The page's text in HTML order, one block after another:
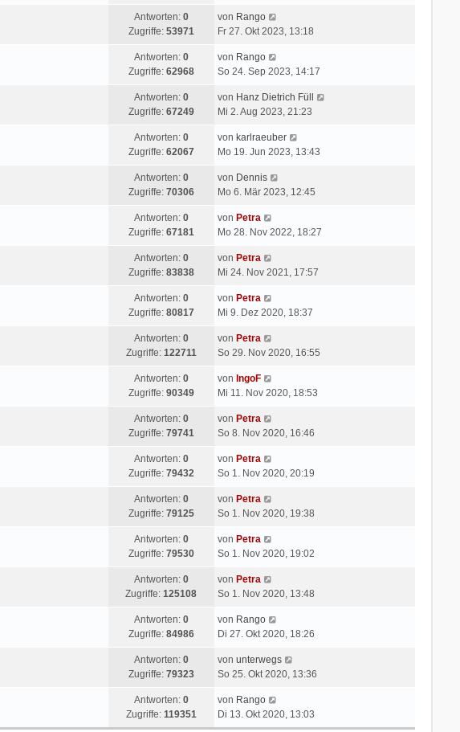
Antworten: 0
Zugriffe: 53971
von Rango
Fr 27. Okt 2023, 13:18
Antworten: 0
Zugriffe: 62968
von Rango
So 24. Sep 2023, 14:17
Antworten: 0
Zugriffe: 67249
von Hanz Dietrich Füll
Mi 2. Aug 2023, 21:23
Antworten: 0
Zugriffe: 62067
von karlraeuber
Mo 19. Jun 2023, 13:43
Antworten: 0
Zugriffe: 70306
von Dennis
Mo 6. Mär 2023, 12:45
Antworten: 0
Zugriffe: 67181
von Petra
Mo 28. Nov 2022, 18:27
Antworten: 0
Zugriffe: 83838
von Petra
Mi 24. Nov 2021, 17:57
Antworten: 0
Zugriffe: 80817
von Petra
Mi 9. Dez 2020, 18:37
Antworten: 0
Zugriffe: 122711
von Petra
So 29. Nov 2020, 16:55
Antworten: 0
Zugriffe: 90349
von IngoF
Mi 11. Nov 2020, 18:53
Antworten: 0
Zugriffe: 79741
von Petra
So 8. Nov 2020, 16:46
Antworten: 0
Zugriffe: 79432
von Petra
So 1. Nov 2020, 20:19
Antworten: 0
Zugriffe: 79125
von Petra
So 1. Nov 2020, 19:38
Antworten: 0
Zugriffe: 79530
von Petra
So 1. Nov 2020, 19:02
Antworten: 0
Zugriffe:125108
von Petra
So 1. Nov 2020, 13:48
Antworten: 0
Zugriffe: 84986
von Rango
Di 27. Okt 2020, 18:26
Antworten: 0
Zugriffe: 79323
von unterwegs
So 25. Okt 2020, 13:36
Antworten: 0
Zugriffe: 119351
von Rango
Di 13. Okt 2020, 13:03